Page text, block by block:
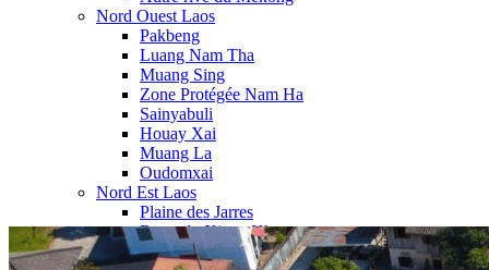
Nord Ouest Laos
Pakbeng
Luang Nam Tha
Muang Sing
Zone Protégée Nam Ha
Sainyabuli
Houay Xai
Muang La
Oudomxai
Nord Est Laos
Plaine des Jarres
Reste du Xieng Khouang
Nong Khiaw